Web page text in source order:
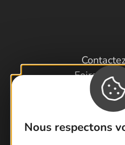
Nous respectons
Foire aux
Cartoguides
Latitude